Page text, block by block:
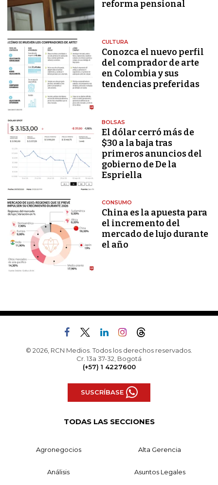
reforma pensional
CULTURA
Conozca el nuevo perfil
del comprador de arte
en Colombia y sus
tendencias preferidas
BOLSAS
El dólar cerró más de
$30 a la baja tras
primeros anuncios del
gobierno de De la
Espriella
CONSUMO
China es la apuesta para
el incremento del
mercado de lujo durante
el año
© 2026, RCN Medios. Todos los derechos reservados.
Cr. 13a 37-32, Bogotá
(+57) 1 4227600
SUSCRÍBASE
TODAS LAS SECCIONES
Agronegocios Alta Gerencia
Análisis Asuntos Legales